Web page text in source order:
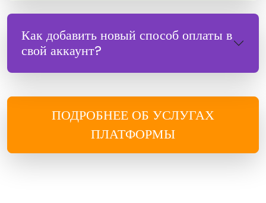
Как добавить новый способ оплаты в
свой аккаунт?
ПОДРОБНЕЕ ОБ УСЛУГАХ
ПЛАТФОРМЫ